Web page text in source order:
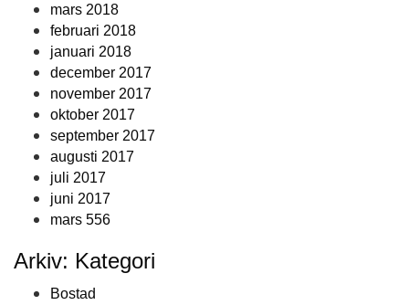
mars 2018
februari 2018
januari 2018
december 2017
november 2017
oktober 2017
september 2017
augusti 2017
juli 2017
juni 2017
mars 556
Arkiv: Kategori
Bostad